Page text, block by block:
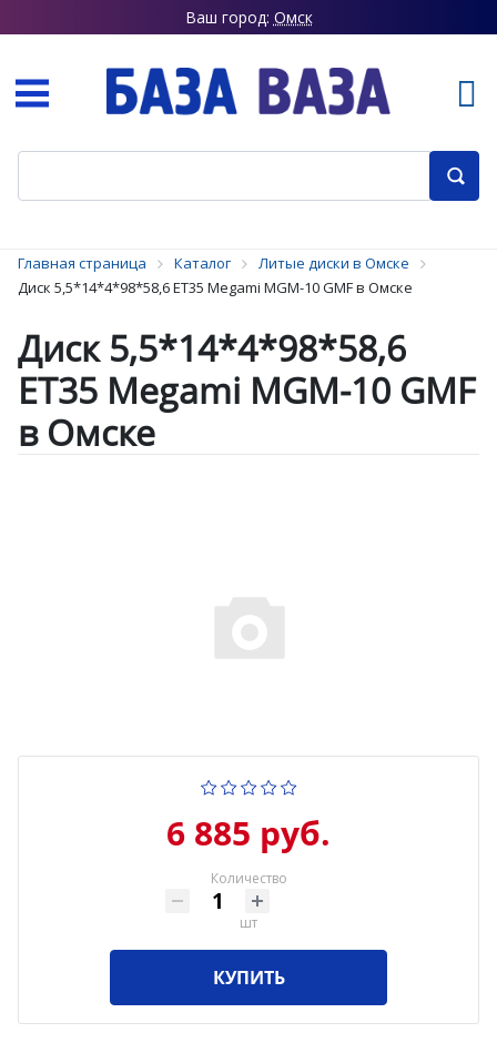
Ваш город: Омск
Главная страница Каталог
Литые диски в Омске
Диск 5,5*14*4*98*58,6 ET35 Megami MGM-10 GMF в Омске
Диск 5,5*14*4*98*58,6
ET35 Megami MGM-10 GMF
в Омске
6 885 руб.
Количество
шт
КУПИТЬ